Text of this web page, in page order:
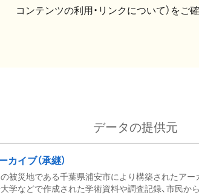
コンテンツの利用・リンクについて）をご
データの提供元
イブ（承継）
被災地である千葉県浦安市により構築されたアー
学などで作成された学術資料や調査記録、市民か